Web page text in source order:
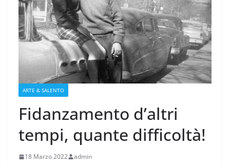
ARTE & SALENTO
Fidanzamento d’altri
tempi, quante difficoltà!
18 Marzo 2022 admin